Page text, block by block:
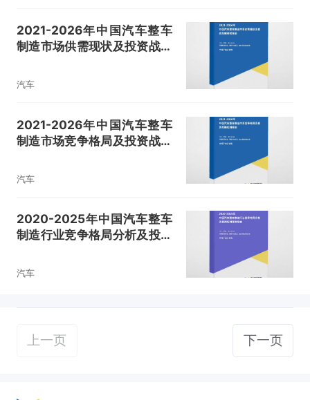
2021-2026年中国汽车整车
制造市场供需现状及投资战略
汽车
2021-2026年中国汽车整车
制造市场竞争格局及投资战略
汽车
2020-2025年中国汽车整车
制造行业竞争格局分析及投资
汽车
上一页 下一页